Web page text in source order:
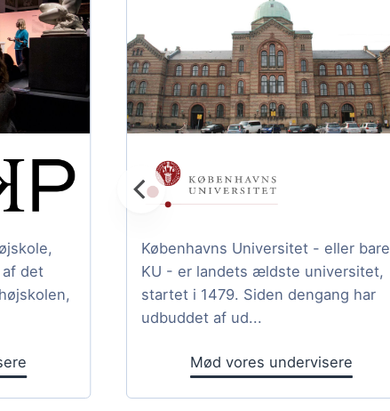
det
Københavns Universitet - eller bare
KU - er landets ældste universitet,
startet i 1479. Siden dengang har
udbuddet af ud...
Mød vores undervisere